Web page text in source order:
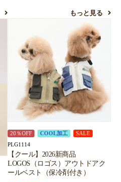
もっと見る
20％OFF COOL加工 SALE
PLG1114
【クール】2026新商品
LOGOS（ロゴス）アウトドアク
ールベスト（保冷剤付き）